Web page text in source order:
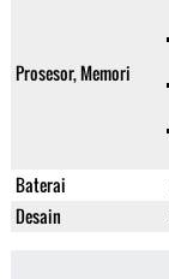
Prosesor, Memori
Baterai
Desain